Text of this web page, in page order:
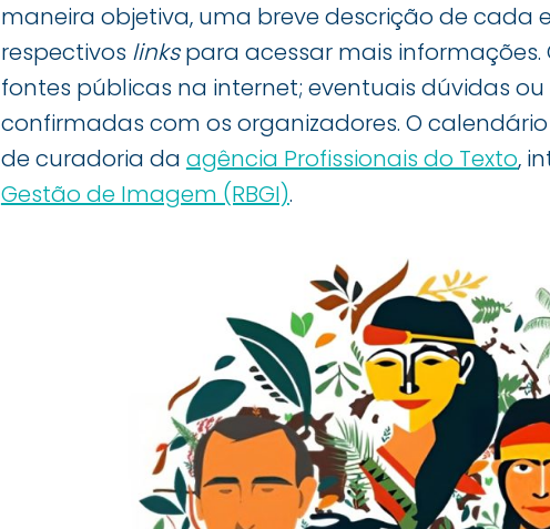
maneira objetiva, uma breve descrição de cada
respectivos linkspara acessar mais
fontes públicas na internet; eventuais dúvidas
confirmadas com os organizadores. O
de curadoria da agência Profissionais do Texto,
Gestão de Imagem (RBGI).